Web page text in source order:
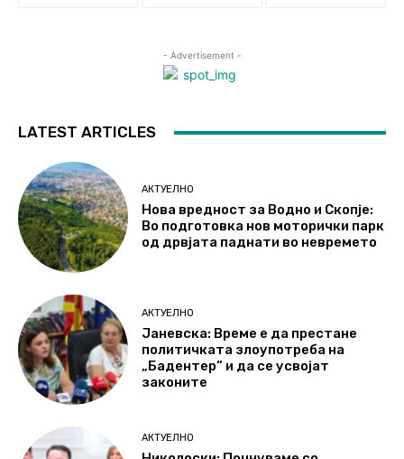
- Advertisement -
LATEST ARTICLES
АКТУЕЛНО
Нова вредност за Водно и Скопје:
Во подготовка нов моторички парк
од дрвјата паднати во невремето
АКТУЕЛНО
Јаневска: Време е да престане
политичката злоупотреба на
„Бадентер“ и да се усвојат
законите
АКТУЕЛНО